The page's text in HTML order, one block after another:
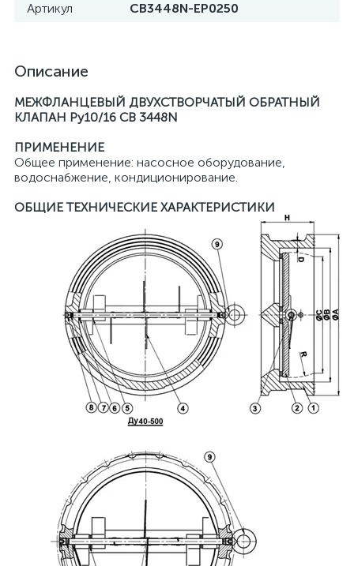
Артикул CB3448N-EP0250
Описание
МЕЖФЛАНЦЕВЫЙ ДВУХСТВОРЧАТЫЙ ОБРАТНЫЙ
КЛАПАН Ру10/16 CB 3448N
ПРИМЕНЕНИЕ
Общее применение: насосное оборудование,
водоснабжение, кондиционирование.
ОБЩИЕ ТЕХНИЧЕСКИЕ ХАРАКТЕРИСТИКИ